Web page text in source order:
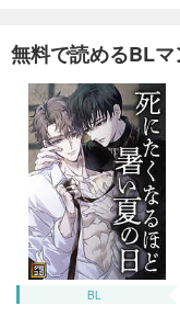
無料で読めるBLマ
BL